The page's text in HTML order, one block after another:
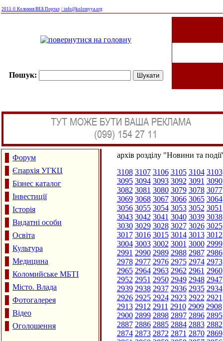
2015 © Коломия ВЕБ Портал / info@kolomyya.org
Пошук:
Форум
Єпархія УГКЦ
Бізнес каталог
Інвестиції
Історія
Видатні особи
Освіта
Культура
Медицина
Коломийське МБТІ
Місто. Влада
Фотогалерея
Відео
Оголошення
архів розділу "Новини та
3108 3107 3106 3105 3104 3103
3095 3094 3093 3092 3091 3090
3082 3081 3080 3079 3078 3077
3069 3068 3067 3066 3065 3064
3056 3055 3054 3053 3052 3051
3043 3042 3041 3040 3039 3038
3030 3029 3028 3027 3026 3025
3017 3016 3015 3014 3013 3012
3004 3003 3002 3001 3000 2999
2991 2990 2989 2988 2987 2986
2978 2977 2976 2975 2974 2973
2965 2964 2963 2962 2961 2960
2952 2951 2950 2949 2948 2947
2939 2938 2937 2936 2935 2934
2926 2925 2924 2923 2922 2921
2913 2912 2911 2910 2909 2908
2900 2899 2898 2897 2896 2895
2887 2886 2885 2884 2883 2882
2874 2873 2872 2871 2870 2869